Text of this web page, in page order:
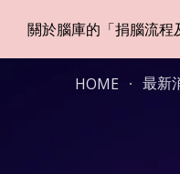
Skip to main content
關於腦庫的「捐腦流程
HOME 最新